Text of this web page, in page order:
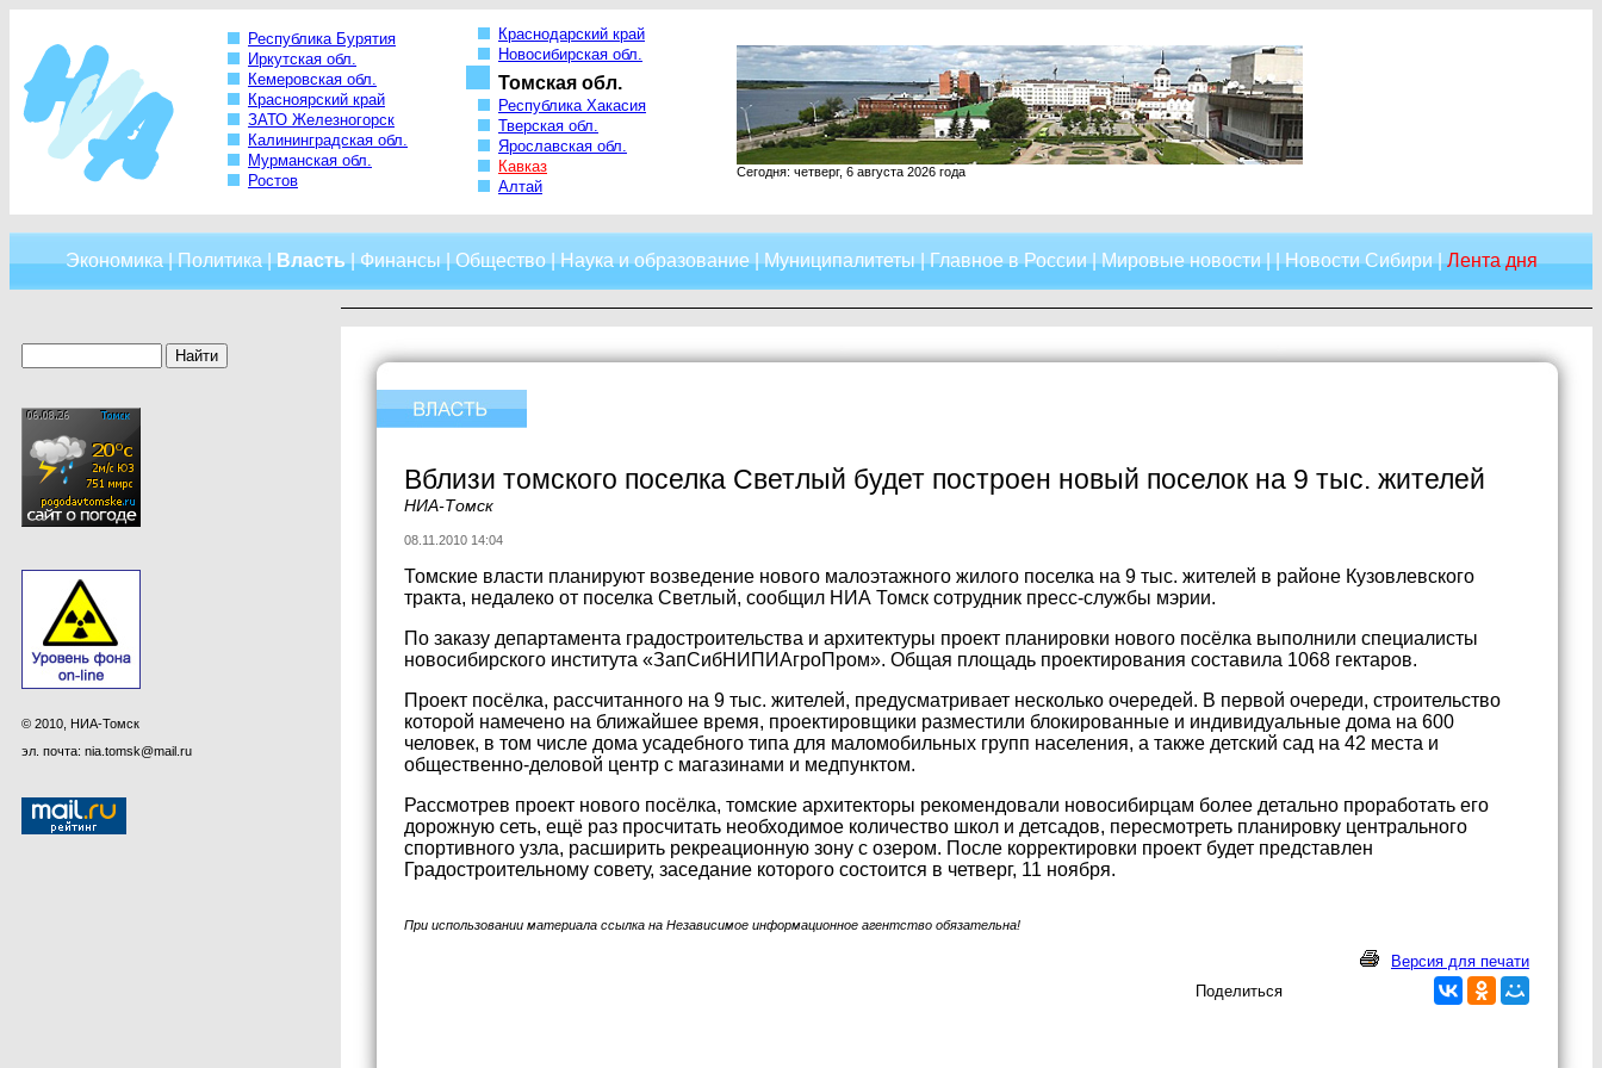
Республика Бурятия
Иркутская обл.
Кемеровская обл.
Красноярский край
ЗАТО Железногорск
Калининградская обл.
Мурманская обл.
Ростов
Краснодарский край
Новосибирская обл.
Томская обл.
Республика Хакасия
Тверская обл.
Ярославская обл.
Кавказ
Алтай
Сегодня: четверг, 6 августа 2026 года
Экономика|Политика|Власть|Финансы|Общество|Наука и образование|Муниципалитеты|Главное в России|Мировые новости| |Новости Сибири|Лента дня
© 2010, НИА-Томск
эл. почта: nia.tomsk@mail.ru
Вблизи томского поселка Светлый будет построен новый поселок на 9 тыс. жителей
НИА-Томск
08.11.2010 14:04
Томские власти планируют возведение нового малоэтажного жилого поселка на 9 тыс. жителей в районе Кузовлевского
тракта, недалеко от поселка Светлый, сообщил НИА Томск сотрудник пресс-службы мэрии.
По заказу департамента градостроительства и архитектуры проект планировки нового посёлка выполнили специалисты
новосибирского института «ЗапСибНИПИАгроПром». Общая площадь проектирования составила 1068 гектаров.
Проект посёлка, рассчитанного на 9 тыс. жителей, предусматривает несколько очередей. В первой очереди, строительство
которой намечено на ближайшее время, проектировщики разместили блокированные и индивидуальные дома на 600
человек, в том числе дома усадебного типа для маломобильных групп населения, а также детский сад на 42 места и
общественно-деловой центр с магазинами и медпунктом.
Рассмотрев проект нового посёлка, томские архитекторы рекомендовали новосибирцам более детально проработать его
дорожную сеть, ещё раз просчитать необходимое количество школ и детсадов, пересмотреть планировку центрального
спортивного узла, расширить рекреационную зону с озером. После корректировки проект будет представлен
Градостроительному совету, заседание которого состоится в четверг, 11 ноября.
При использовании материала ссылка на Независимое информационное агентство обязательна!
Версия для печати
Поделиться